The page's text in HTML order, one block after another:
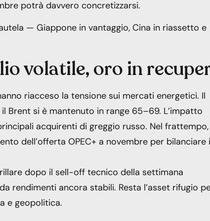
potrà davvero concretizzarsi.
— Giappone in vantaggio, Cina in riassetto e
volatile, oro in
riacceso la tensione sui mercati energetici. Il
Brent si è mantenuto in range 65–69. L’impatto
acquirenti di greggio russo. Nel frattempo,
dell’offerta OPEC+ a novembre per bilanciare
dopo il sell-off tecnico della settimana
rendimenti ancora stabili. Resta l’asset rifugio
e geopolitica.